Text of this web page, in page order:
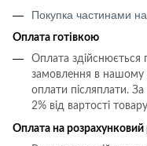
Покупка частинами
Оплата готівкою
Оплата здійснюється
замовлення в нашому
оплати післяплати. За
2% від вартості
Оплата на розрахунковий